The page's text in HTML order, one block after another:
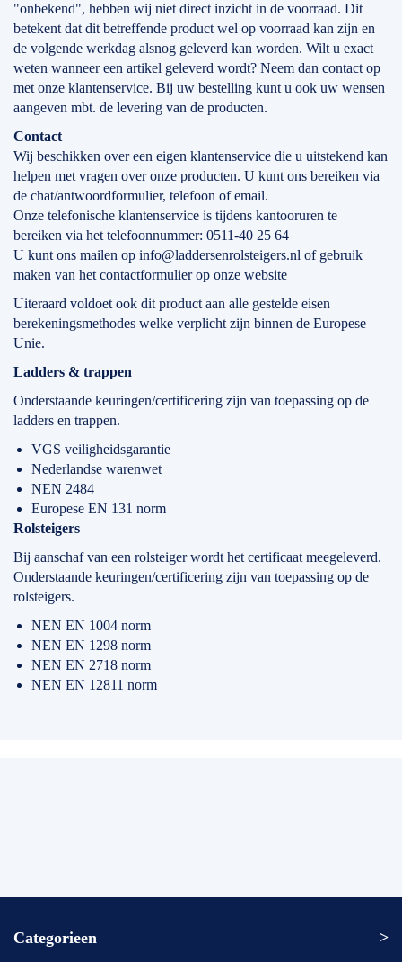
"onbekend", hebben wij niet direct inzicht in de voorraad. Dit
betekent dat dit betreffende product wel op voorraad kan zijn en
de volgende werkdag alsnog geleverd kan worden. Wilt u exact
weten wanneer een artikel geleverd wordt? Neem dan contact op
met onze klantenservice. Bij uw bestelling kunt u ook uw wensen
aangeven mbt. de levering van de producten.
Contact
Wij beschikken over een eigen klantenservice die u uitstekend kan
helpen met vragen over onze producten. U kunt ons bereiken via
de chat/antwoordformulier, telefoon of email.
Onze telefonische klantenservice is tijdens kantooruren te
bereiken via het telefoonnummer: 0511-40 25 64
U kunt ons mailen op info@laddersenrolsteigers.nl of gebruik
maken van het contactformulier op onze website
Uiteraard voldoet ook dit product aan alle gestelde eisen
berekeningsmethodes welke verplicht zijn binnen de Europese
Unie.
Ladders & trappen
Onderstaande keuringen/certificering zijn van toepassing op de
ladders en trappen.
VGS veiligheidsgarantie
Nederlandse warenwet
NEN 2484
Europese EN 131 norm
Rolsteigers
Bij aanschaf van een rolsteiger wordt het certificaat meegeleverd.
Onderstaande keuringen/certificering zijn van toepassing op de
rolsteigers.
NEN EN 1004 norm
NEN EN 1298 norm
NEN EN 2718 norm
NEN EN 12811 norm
Categorieen